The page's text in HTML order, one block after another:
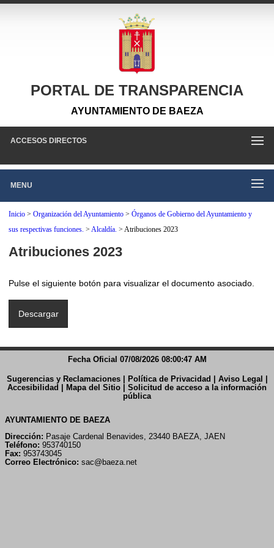
PORTAL DE TRANSPARENCIA
AYUNTAMIENTO DE BAEZA
ACCESOS DIRECTOS
MENU
Inicio >Organización del Ayuntamiento >Órganos de Gobierno del Ayuntamiento y
sus respectivas funciones. > Alcaldía. > Atribuciones 2023
Atribuciones 2023
Pulse el siguiente botón para visualizar el documento asociado.
Fecha Oficial 07/08/2026 08:00:47 AM
Sugerencias y Reclamaciones| Política de Privacidad | Aviso Legal |
Accesibilidad | Mapa del Sitio | Solicitud de acceso a la información
pública
AYUNTAMIENTO DE BAEZA
Dirección: Pasaje Cardenal Benavides, 23440 BAEZA, JAEN
Teléfono: 953740150
Fax: 953743045
Correo Electrónico: sac@baeza.net